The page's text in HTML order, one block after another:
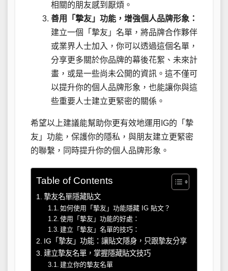
相關的朋友感到厭煩。
善用「摯友」功能，增強個人品牌形象：
建立一個「摯友」名單，將品牌合作夥伴
或業界人士加入，你可以透過這個名單，
分享更多關於你品牌的幕後花絮、未來計
畫，或是一些尚未公開的資訊。這不僅可
以提升你的個人品牌形象，也能讓你與這
些重要人士建立更緊密的關係。
希望以上建議能幫助你更有效地運用IG的「摯
友」功能，保護你的隱私，與朋友建立更緊密
的聯繫，同時提升你的個人品牌形象。
Table of Contents
摯友名單隱藏貼文
如何使用「摯友」功能隱藏 IG 貼文？
使用「摯友」功能的好處：
建立「摯友」名單的技巧：
IG「摯友」功能：讓貼文隱身，只跟摯友分享
建立摯友名單，掌握隱藏貼文技巧
建立你的摯友名單